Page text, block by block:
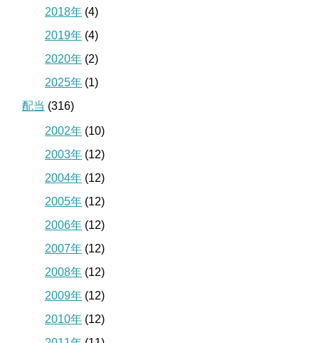
2018年 (4)
2019年 (4)
2020年 (2)
2025年 (1)
配当 (316)
2002年 (10)
2003年 (12)
2004年 (12)
2005年 (12)
2006年 (12)
2007年 (12)
2008年 (12)
2009年 (12)
2010年 (12)